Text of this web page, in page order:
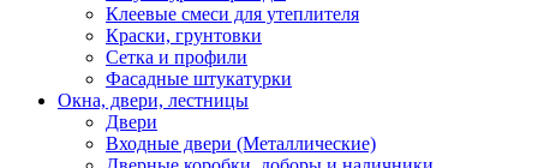
Клеевые смеси для утеплителя
Краски, грунтовки
Сетка и профили
Фасадные штукатурки
Окна, двери, лестницы
Двери
Входные двери (Металлические)